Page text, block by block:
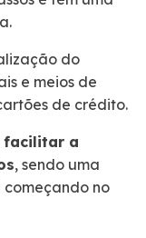
do
e meios de
de crédito.
facilitar a
, sendo uma
no